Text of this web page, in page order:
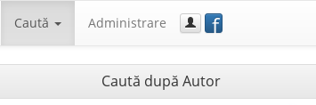
Caută Administrare f
Caută după Autor